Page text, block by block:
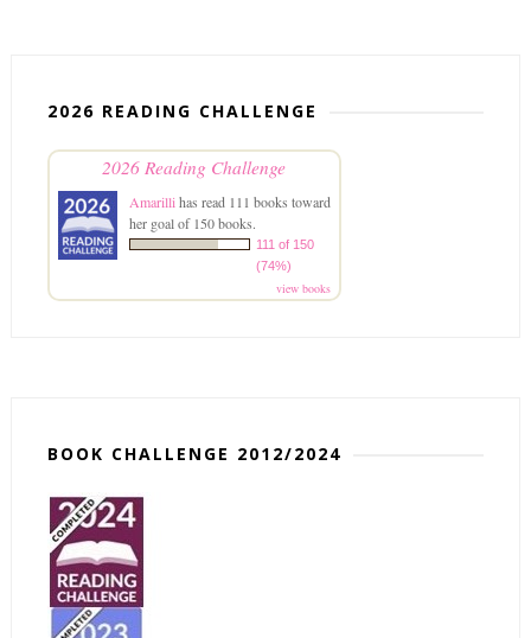
2026 READING CHALLENGE
2026 Reading Challenge
Amarilli has read 111 books toward
her goal of 150 books.
111 of 150
(74%)
view books
BOOK CHALLENGE 2012/2024